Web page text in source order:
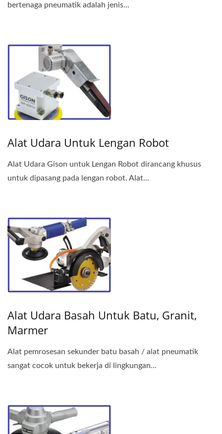
bertenaga pneumatik adalah jenis...
Alat Udara Untuk Lengan Robot
Alat Udara Gison untuk Lengan Robot dirancang khusus
untuk dipasang pada lengan robot. Alat...
Alat Udara Basah Untuk Batu, Granit,
Marmer
Alat pemrosesan sekunder batu basah / alat pneumatik
sangat cocok untuk bekerja di lingkungan...